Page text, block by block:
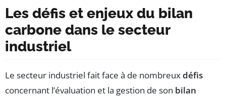
Les défis et enjeux du bilan
carbone dans le secteur
industriel
Le secteur industriel fait face à de nombreuxdéfis
concernant l’évaluation et la gestion de son bilan